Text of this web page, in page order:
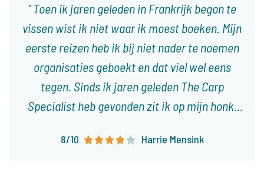
Toen ik jaren geleden in Frankrijk begon te
vissen wist ik niet waar ik moest boeken. Mijn
eerste reizen heb ik bij niet nader te noemen
organisaties geboekt en dat viel wel eens
tegen. Sinds ik jaren geleden The Carp
Specialist heb gevonden zit ik op mijn honk,
altijd goed is of goed komt. Er vallen steeds
8/10 Harrie Mensink